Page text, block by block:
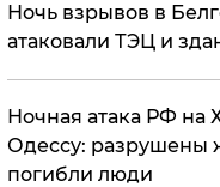
​Ночь взрывов в
атаковали ТЭЦ и
​Ночная атака РФ на
Одессу: разрушены
погибли люди